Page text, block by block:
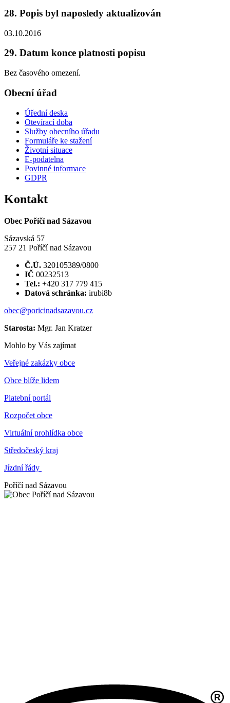
28. Popis byl naposledy aktualizován
03.10.2016
29. Datum konce platnosti popisu
Bez časového omezení.
Obecní úřad
Úřední deska
Otevírací doba
Služby obecního úřadu
Formuláře ke stažení
Životní situace
E-podatelna
Povinné informace
GDPR
Kontakt
Obec Poříčí nad Sázavou
Sázavská 57
257 21 Poříčí nad Sázavou
Č.Ú. 320105389/0800
IČ 00232513
Tel.: +420 317 779 415
Datová schránka: irubi8b
obec@poricinadsazavou.cz
Starosta: Mgr. Jan Kratzer
Mohlo by Vás zajímat
Veřejné zakázky obce
Obce blíže lidem
Platební portál
Rozpočet obce
Virtuální prohlídka obce
Středočeský kraj
Jízdní řády
Poříčí nad Sázavou